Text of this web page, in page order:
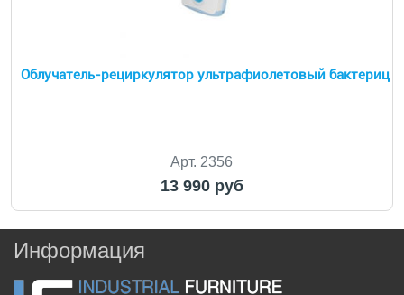
Облучатель-рециркулятор ультрафиолетовый бактериц
Арт. 2356
13 990 руб
Информация